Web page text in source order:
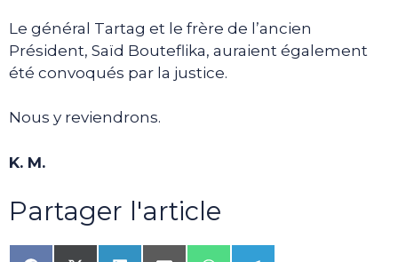
Le général Tartag et le frère de l’ancien
Président, Saïd Bouteflika, auraient également
été convoqués par la justice.
Nous y reviendrons.
K. M.
Partager l'article